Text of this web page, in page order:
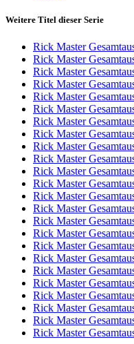
Weitere Titel dieser Serie
Rick Master
Rick Master
Rick Master
Rick Master
Rick Master
Rick Master
Rick Master
Rick Master
Rick Master
Rick Master
Rick Master
Rick Master
Rick Master
Rick Master
Rick Master
Rick Master
Rick Master
Rick Master
Rick Master
Rick Master
Rick Master
Rick Master
Rick Master
Rick Master